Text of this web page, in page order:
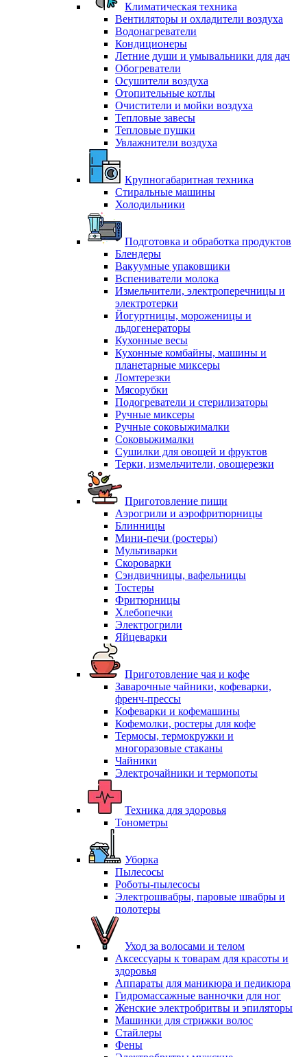
Климатическая техника
Вентиляторы и охладители воздуха
Водонагреватели
Кондиционеры
Летние души и умывальники для дач
Обогреватели
Осушители воздуха
Отопительные котлы
Очистители и мойки воздуха
Тепловые завесы
Тепловые пушки
Увлажнители воздуха
Крупногабаритная техника
Стиральные машины
Холодильники
Подготовка и обработка продуктов
Блендеры
Вакуумные упаковщики
Вспениватели молока
Измельчители, электроперечницы и
электротерки
Йогуртницы, мороженицы и
льдогенераторы
Кухонные весы
Кухонные комбайны, машины и
планетарные миксеры
Ломтерезки
Мясорубки
Подогреватели и стерилизаторы
Ручные миксеры
Ручные соковыжималки
Соковыжималки
Сушилки для овощей и фруктов
Терки, измельчители, овощерезки
Приготовление пищи
Аэрогрили и аэрофритюрницы
Блинницы
Мини-печи (ростеры)
Мультиварки
Скороварки
Сэндвичницы, вафельницы
Тостеры
Фритюрницы
Хлебопечки
Электрогрили
Яйцеварки
Приготовление чая и кофе
Заварочные чайники, кофеварки,
френч-прессы
Кофеварки и кофемашины
Кофемолки, ростеры для кофе
Термосы, термокружки и
многоразовые стаканы
Чайники
Электрочайники и термопоты
Техника для здоровья
Тонометры
Уборка
Пылесосы
Роботы-пылесосы
Электрошвабры, паровые швабры и
полотеры
Уход за волосами и телом
Аксессуары к товарам для красоты и
здоровья
Аппараты для маникюра и педикюра
Гидромассажные ванночки для ног
Женские электробритвы и эпиляторы
Машинки для стрижки волос
Стайлеры
Фены